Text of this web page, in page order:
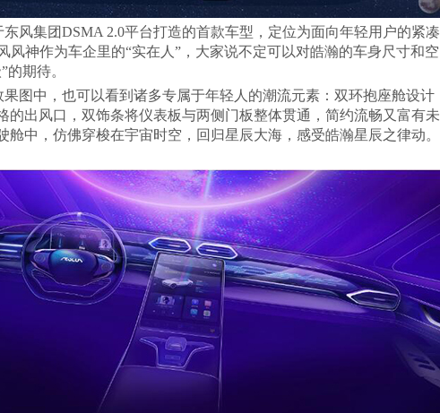
东风集团DSMA 2.0平台打造的首款车型，定位为面向年轻用户的紧凑
风神作为车企里的“实在人”，大家说不定可以对皓瀚的车身尺寸和空
的期待。
果图中，也可以看到诸多专属于年轻人的潮流元素：双环抱座舱设计
的出风口，双饰条将仪表板与两侧门板整体贯通，简约流畅又富有未
舱中，仿佛穿梭在宇宙时空，回归星辰大海，感受皓瀚星辰之律动。